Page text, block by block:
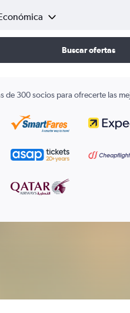
Buscar ofertas
de 300 socios para ofrecerte las